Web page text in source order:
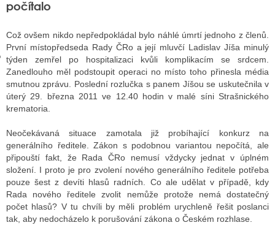
STARŠÍCH DISKUZÍ
počítalo
Což ovšem nikdo nepředpokládal bylo náhlé úmrtí jednoho z členů.
První místopředseda Rady ČRo a její mluvčí Ladislav Jíša minulý
týden zemřel po hospitalizaci kvůli komplikacím se srdcem.
Zanedlouho měl podstoupit operaci no místo toho přinesla média
smutnou zprávu. Poslední rozlučka s panem Jíšou se uskutečnila v
úterý 29. března 2011 ve 12.40 hodin v malé síni Strašnického
krematoria.
Neočekávaná situace zamotala již probíhající konkurz na
generálního ředitele. Zákon s podobnou variantou nepočítá, ale
připouští fakt, že Rada ČRo nemusí vždycky jednat v úplném
složení. I proto je pro zvolení nového generálního ředitele potřeba
pouze šest z devíti hlasů radních. Co ale udělat v případě, kdy
Rada nového ředitele zvolit nemůže protože nemá dostatečný
počet hlasů? V tu chvíli by měli problém urychleně řešit poslanci
tak, aby nedocházelo k porušování zákona o Českém rozhlase.